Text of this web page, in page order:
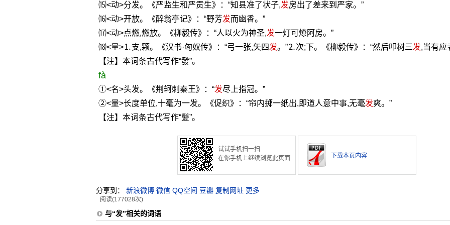
⒂<动>分发。《严监生和严贡生》：“知县准了状子,发房出了差来到严家。”
⒃<动>开放。《醉翁亭记》：“野芳发而幽香。”
⒄<动>点燃,燃放。《柳毅传》：“人以火为神圣,发一灯可燎阿房。”
⒅<量>⒈支,颗。《汉书·匈奴传》：“弓一张,矢四发。”⒉次;下。《柳毅传》：“然后叩树三发,当有应
【注】本词条古代写作“發”。
fà
①<名>头发。《荆轲刺秦王》：“发尽上指冠。”
②<量>长度单位,十毫为一发。《促织》：“帘内掷一纸出,即道人意中事,无毫发爽。”
【注】本词条古代写作“髪”。
试试手机扫一扫
在你手机上继续浏览此页面
下载本页内容
分享到： 新浪微博 微信 QQ空间 豆瓣 复制网址 更多
阅读(177028次)
与“发”相关的词语